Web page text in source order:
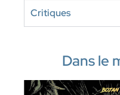
Critiques
Dans le